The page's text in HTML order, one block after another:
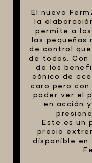
El nuevo
la
permite a
las pequeñas
de control
de todos. Con
de los
cónico de
caro pero
poder ver el
en acción
Este es un
precio
disponible en